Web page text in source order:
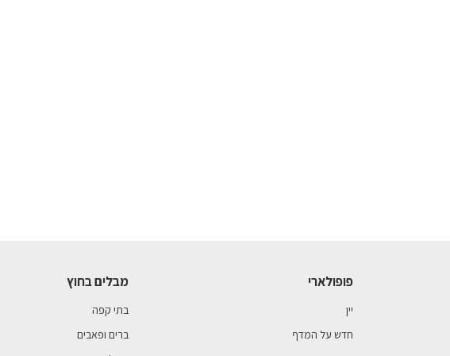
פופולארי
יין
חדש על המדף
מבלים בחוץ
בתי קפה
ברים ופאבים